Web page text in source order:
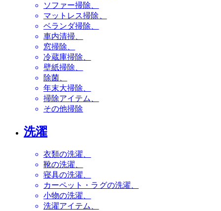
ソファー掃除
マットレス掃除
ベランダ掃除
車内清掃
窓掃除
冷蔵庫掃除
壁紙掃除
除菌
年末大掃除
掃除アイテム
その他掃除
洗濯
衣類の洗濯
靴の洗濯
寝具の洗濯
カーペット・ラグの洗濯
小物の洗濯
洗濯アイテム